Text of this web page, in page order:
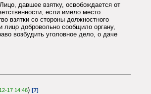
давшее взятку, освобождается от
если имело место
взятки со стороны должностного
лицо добровольно сообщило органу,
возбудить уголовное дело, о даче
17 14:46) [7]